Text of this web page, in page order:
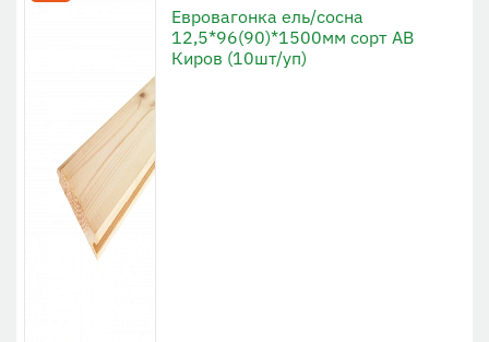
Евровагонка ель/сосна
12,5*96(90)*1500мм сорт АВ
Киров (10шт/уп)